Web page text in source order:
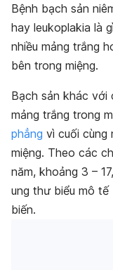
Bệnh bạch sản
hay leukoplakia là
nhiều mảng trắng
bên trong miệng.
Bạch sản khác với
mảng trắng trong
phẳng vì cuối cùng
miệng. Theo các
năm, khoảng 3 –
ung thư biểu mô
biến.